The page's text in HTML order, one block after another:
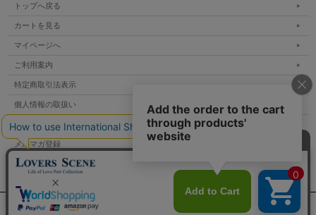
トップへ戻る
カートを見る
マイページへ
ご利用案内
特定商取引法表示
個人情報の取扱い
サイトマップ
メルマガ登録
お問い合わせ